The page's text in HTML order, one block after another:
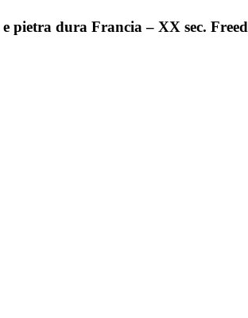
pietra dura Francia – XX sec. Freed